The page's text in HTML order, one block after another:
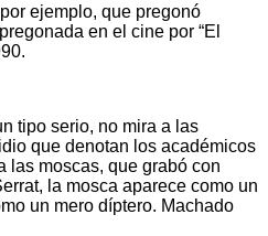
ejemplo, que pregonó
en el cine por “El
tipo serio, no mira a las
que denotan los académicos
las moscas, que grabó con
la mosca aparece como un
un mero díptero. Machado